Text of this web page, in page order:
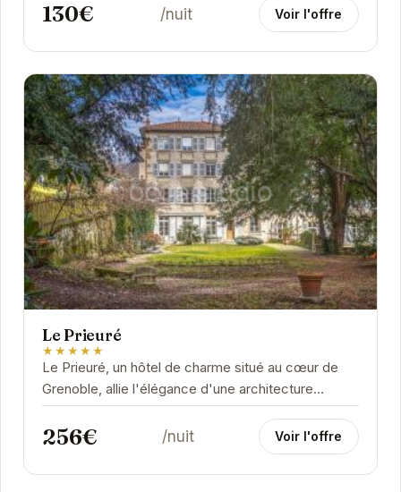
facilement aux...
130€ /nuit Voir l'offre
Le Prieuré
★★★★★
Le Prieuré, un hôtel de charme situé au cœur de
Grenoble, allie l'élégance d'une architecture
classique à un confort moderne. Ses chambres...
256€ /nuit Voir l'offre